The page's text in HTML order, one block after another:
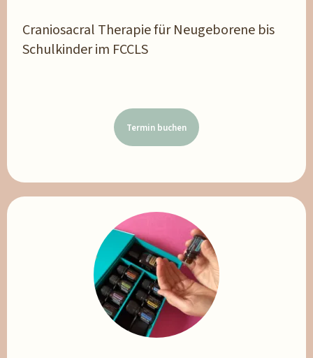
Craniosacral Therapie für Neugeborene bis
Schulkinder im FCCLS
Termin buchen